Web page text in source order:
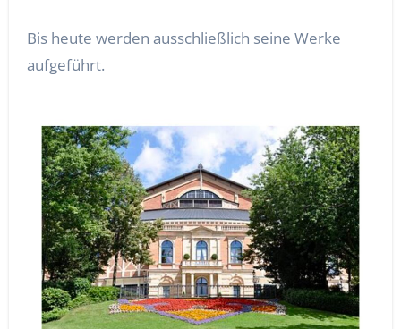
Bis heute werden ausschließlich seine Werke
aufgeführt.